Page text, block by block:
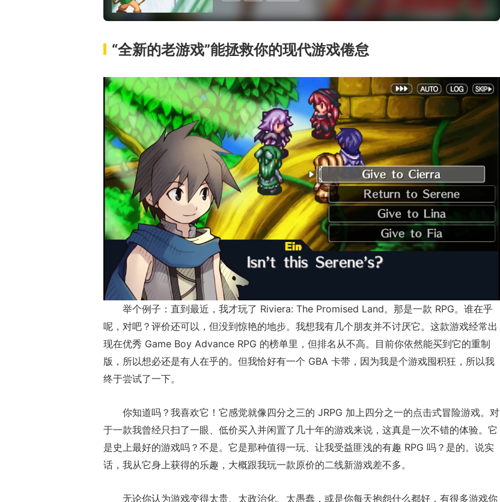
“全新的老游戏”能拯救你的现代游戏倦怠
举个例子：直到最近，我才玩了 Riviera: The Promised Land。那是一款 RPG。谁在乎
呢，对吧？评价还可以，但没到惊艳的地步。我想我有几个朋友并不讨厌它。这款游戏经常出
现在优秀 Game Boy Advance RPG 的榜单里，但排名从不高。目前你依然能买到它的重制
版，所以想必还是有人在乎的。但我恰好有一个 GBA 卡带，因为我是个游戏囤积狂，所以我
终于尝试了一下。
你知道吗？我喜欢它！它感觉就像四分之三的 JRPG 加上四分之一的点击式冒险游戏。对
于一款我曾经只扫了一眼、低价买入并闲置了几十年的游戏来说，这真是一次不错的体验。它
是史上最好的游戏吗？不是。它是那种值得一玩、让我受益匪浅的有趣 RPG 吗？是的。说实
话，我从它身上获得的乐趣，大概跟我玩一款原价的二线新游戏差不多。
无论你认为游戏变得太贵、太政治化、太愚蠢，或是你每天抱怨什么都好，有很多游戏你